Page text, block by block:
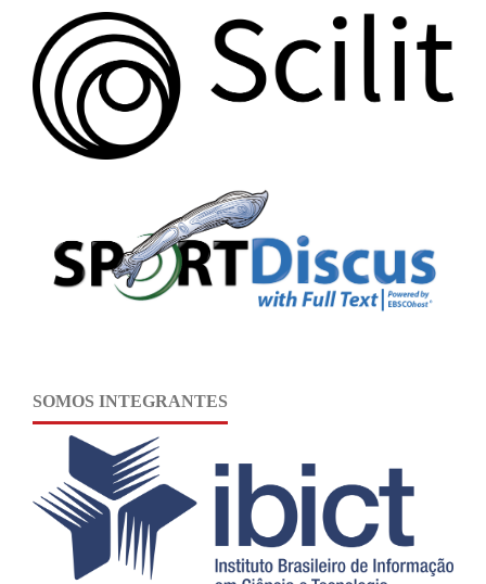
SOMOS INTEGRANTES